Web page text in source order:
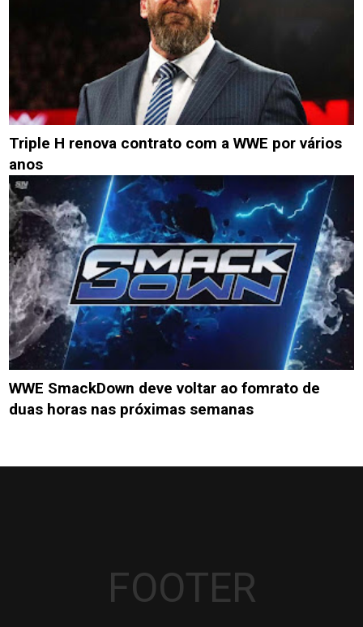
Triple H renova contrato com a WWE por vários
anos
WWE SmackDown deve voltar ao fomrato de
duas horas nas próximas semanas
FOOTER